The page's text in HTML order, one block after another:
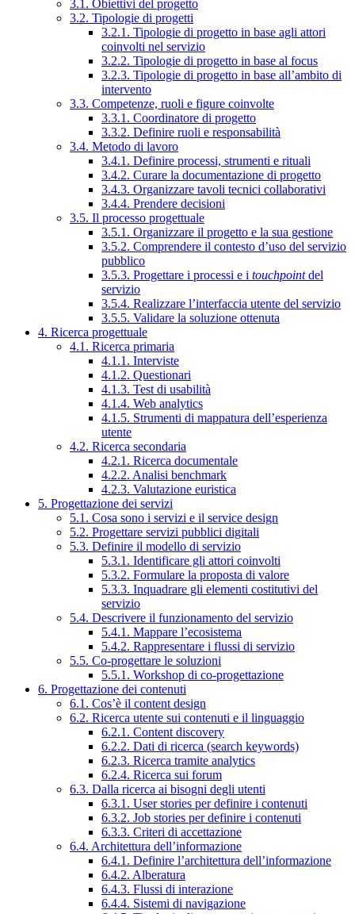
3.1. Obiettivi del progetto
3.2. Tipologie di progetti
3.2.1. Tipologie di progetto in base agli attori
coinvolti nel servizio
3.2.2. Tipologie di progetto in base al focus
3.2.3. Tipologie di progetto in base all’ambito di
intervento
3.3. Competenze, ruoli e figure coinvolte
3.3.1. Coordinatore di progetto
3.3.2. Definire ruoli e responsabilità
3.4. Metodo di lavoro
3.4.1. Definire processi, strumenti e rituali
3.4.2. Curare la documentazione di progetto
3.4.3. Organizzare tavoli tecnici collaborativi
3.4.4. Prendere decisioni
3.5. Il processo progettuale
3.5.1. Organizzare il progetto e la sua gestione
3.5.2. Comprendere il contesto d’uso del servizio
pubblico
3.5.3. Progettare i processi e i touchpointdel
servizio
3.5.4. Realizzare l’interfaccia utente del servizio
3.5.5. Validare la soluzione ottenuta
4. Ricerca progettuale
4.1. Ricerca primaria
4.1.1. Interviste
4.1.2. Questionari
4.1.3. Test di usabilità
4.1.4. Web analytics
4.1.5. Strumenti di mappatura dell’esperienza
utente
4.2. Ricerca secondaria
4.2.1. Ricerca documentale
4.2.2. Analisi benchmark
4.2.3. Valutazione euristica
5. Progettazione dei servizi
5.1. Cosa sono i servizi e il service design
5.2. Progettare servizi pubblici digitali
5.3. Definire il modello di servizio
5.3.1. Identificare gli attori coinvolti
5.3.2. Formulare la proposta di valore
5.3.3. Inquadrare gli elementi costitutivi del
servizio
5.4. Descrivere il funzionamento del servizio
5.4.1. Mappare l’ecosistema
5.4.2. Rappresentare i flussi di servizio
5.5. Co-progettare le soluzioni
5.5.1. Workshop di co-progettazione
6. Progettazione dei contenuti
6.1. Cos’è il content design
6.2. Ricerca utente sui contenuti e il linguaggio
6.2.1. Content discovery
6.2.2. Dati di ricerca (search keywords)
6.2.3. Ricerca tramite analytics
6.2.4. Ricerca sui forum
6.3. Dalla ricerca ai bisogni degli utenti
6.3.1. User stories per definire i contenuti
6.3.2. Job stories per definire i contenuti
6.3.3. Criteri di accettazione
6.4. Architettura dell’informazione
6.4.1. Definire l’architettura dell’informazione
6.4.2. Alberatura
6.4.3. Flussi di interazione
6.4.4. Sistemi di navigazione